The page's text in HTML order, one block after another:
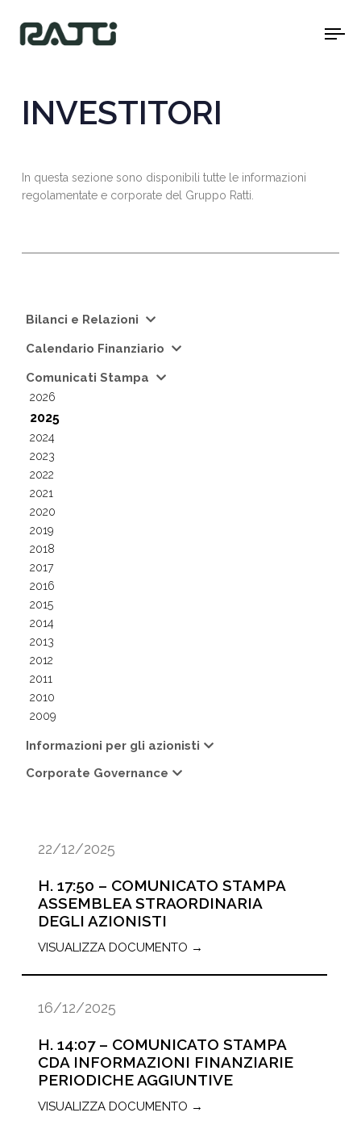
INVESTITORI
In questa sezione sono disponibili tutte le informazioni
regolamentate e corporate del Gruppo Ratti.
22/12/2025
H. 17:50 – COMUNICATO STAMPA
ASSEMBLEA STRAORDINARIA
DEGLI AZIONISTI
VISUALIZZA DOCUMENTO →
16/12/2025
H. 14:07 – COMUNICATO STAMPA
CDA INFORMAZIONI FINANZIARIE
PERIODICHE AGGIUNTIVE
VISUALIZZA DOCUMENTO →
Bilanci e Relazioni
Calendario Finanziario
Comunicati Stampa
2026
2025
2024
2023
2022
2021
2020
2019
2018
2017
2016
2015
2014
2013
2012
2011
2010
2009
Informazioni per gli azionisti
Corporate Governance